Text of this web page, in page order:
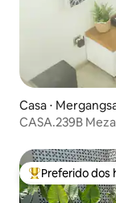
Casa ⋅
CASA.239B
Entre os
Preferido dos